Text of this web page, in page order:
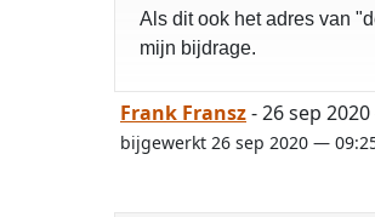
Als dit ook het adres van
mijn bijdrage.
Frank Fransz- 26 sep 2020
bijgewerkt 26 sep 2020 —